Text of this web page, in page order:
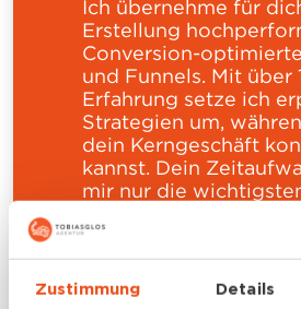
Zustimmung Details
Ich übernehme für
Erstellung
Conversion-
und Funnels. Mit über
Erfahrung setze ich
Strategien um,
dein Kerngeschäft
kannst. Dein
mir nur die
Rest.
Maximale